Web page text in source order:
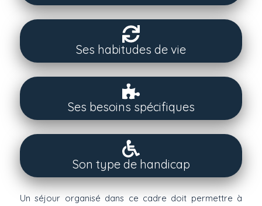
Ses habitudes de vie
Ses besoins spécifiques
Son type de handicap
Un séjour organisé dans ce cadre doit permettre à